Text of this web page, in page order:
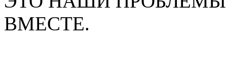
ВМЕСТЕ.